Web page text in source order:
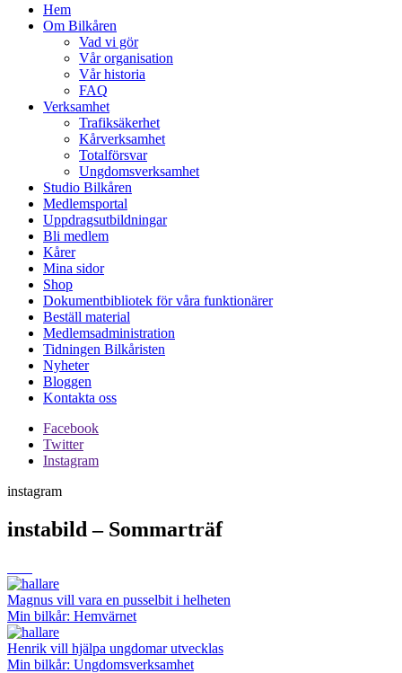
Hem
Om Bilkåren
Vad vi gör
Vår organisation
Vår historia
FAQ
Verksamhet
Trafiksäkerhet
Kårverksamhet
Totalförsvar
Ungdomsverksamhet
Studio Bilkåren
Medlemsportal
Uppdragsutbildningar
Bli medlem
Kårer
Mina sidor
Shop
Dokumentbibliotek för våra funktionärer
Beställ material
Medlemsadministration
Tidningen Bilkåristen
Nyheter
Bloggen
Kontakta oss
Facebook
Twitter
Instagram
instagram
instabild – Sommarträf
Magnus vill vara en pusselbit i helheten
Min bilkår: Hemvärnet
Henrik vill hjälpa ungdomar utvecklas
Min bilkår: Ungdomsverksamhet